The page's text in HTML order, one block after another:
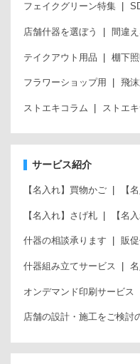
フェイクグリーン特集
店舗什器を選ぼう 間違
テイクアウト用品 棚下
フラワーショップ用 飛
ストエキコラム ストエ
サービス紹介
【名入れ】買物かご 【
【名入れ】さげ札 【名
什器の相談承ります 販
什器組み立てサービス
オンデマンド印刷サービス
店舗の設計・施工をご検討